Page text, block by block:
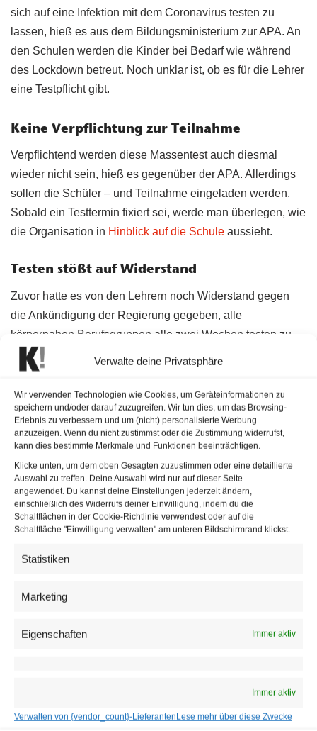
Verwalte deine Privatsphäre
Wir verwenden Technologien wie Cookies, um Geräteinformationen zu
speichern und/oder darauf zuzugreifen. Wir tun dies, um das Browsing-
Erlebnis zu verbessern und um (nicht) personalisierte Werbung
anzuzeigen. Wenn du nicht zustimmst oder die Zustimmung widerrufst,
kann dies bestimmte Merkmale und Funktionen beeinträchtigen.
Klicke unten, um dem oben Gesagten zuzustimmen oder eine detaillierte
Auswahl zu treffen. Deine Auswahl wird nur auf dieser Seite
angewendet. Du kannst deine Einstellungen jederzeit ändern,
einschließlich des Widerrufs deiner Einwilligung, indem du die
Schaltflächen in der Cookie-Richtlinie verwendest oder auf die
Schaltfläche "Einwilligung verwalten" am unteren Bildschirmrand klickst.
Statistiken
Marketing
Eigenschaften Immer aktiv
Immer aktiv
Verwalten von {vendor_count}-LieferantenLese mehr über diese Zwecke
sich auf eine Infektion mit dem Coronavirus testen zu
lassen, hieß es aus dem Bildungsministerium zur APA. An
den Schulen werden die Kinder bei Bedarf wie während
des Lockdown betreut. Noch unklar ist, ob es für die Lehrer
eine Testpflicht gibt.
Keine Verpflichtung zur Teilnahme
Verpflichtend werden diese Massentest auch diesmal
wieder nicht sein, hieß es gegenüber der APA. Allerdings
sollen die Schüler – und Teilnahme eingeladen werden.
Sobald ein Testtermin fixiert sei, werde man überlegen, wie
die Organisation in Hinblick auf die Schule aussieht.
Testen stößt auf Widerstand
Zuvor hatte es von den Lehrern noch Widerstand gegen
die Ankündigung der Regierung gegeben, alle
körpernahen Berufsgruppen alle zwei Wochen testen zu
lassen. “Ich sehe das sehr, sehr skeptisch”, so der oberste
Lehrervertreter Paul Kimberger (
unbedingt mehr Testungen, er will aber auf Überzeugung
setzen statt auf Zwang. Eine diskutierte Impfpflicht für
Lehrer ist für ihn derzeit undenkbar.
der Pädagogen. In der Gesamtbevölkerung waren es nur